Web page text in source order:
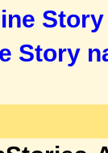
Story